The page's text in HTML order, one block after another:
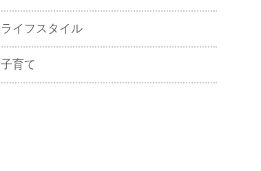
ライフスタイル
子育て